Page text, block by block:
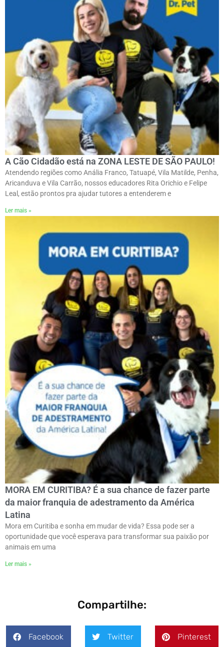
A Cão Cidadão está na ZONA LESTE DE SÃO PAULO!
Atendendo regiões como Anália Franco, Tatuapé, Vila Matilde, Penha,
Aricanduva e Vila Carrão, nossos educadores Rita Orichio e Felipe
Leal, estão prontos pra ajudar tutores a entenderem e
Ler mais »
MORA EM CURITIBA? É a sua chance de fazer parte
da maior franquia de adestramento da América
Latina
Mora em Curitiba e sonha em mudar de vida? Essa pode ser a
oportunidade que você esperava para transformar sua paixão por
animais em uma
Ler mais »
Compartilhe:
Facebook Twitter Pinterest